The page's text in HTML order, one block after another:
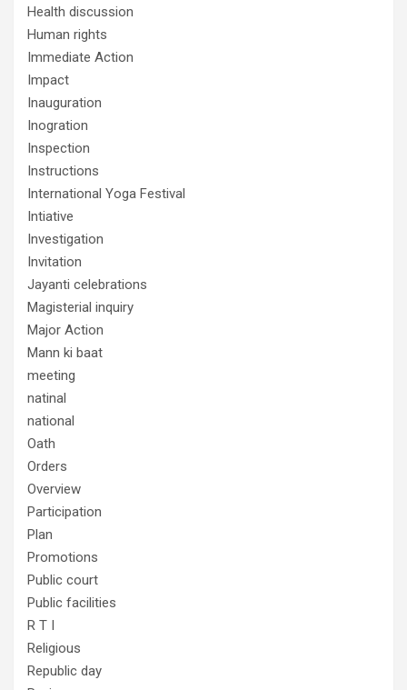
Health discussion
Human rights
Immediate Action
Impact
Inauguration
Inogration
Inspection
Instructions
International Yoga Festival
Intiative
Investigation
Invitation
Jayanti celebrations
Magisterial inquiry
Major Action
Mann ki baat
meeting
natinal
national
Oath
Orders
Overview
Participation
Plan
Promotions
Public court
Public facilities
R T I
Religious
Republic day